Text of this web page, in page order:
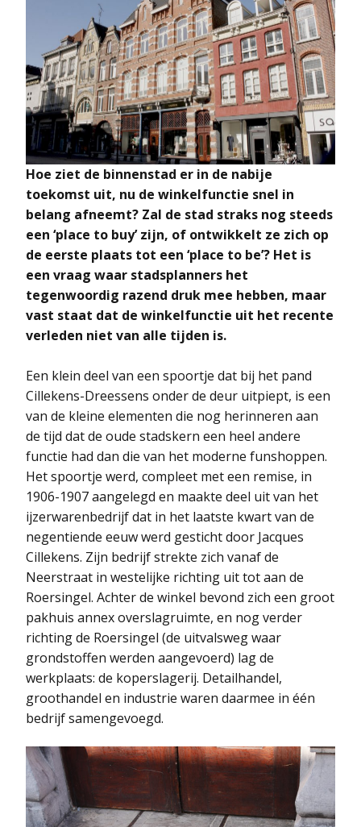
Hoe ziet de binnenstad er in de nabije
toekomst uit, nu de winkelfunctie snel in
belang afneemt? Zal de stad straks nog steeds
een ‘place to buy’ zijn, of ontwikkelt ze zich op
de eerste plaats tot een ‘place to be’? Het is
een vraag waar stadsplanners het
tegenwoordig razend druk mee hebben, maar
vast staat dat de winkelfunctie uit het recente
verleden niet van alle tijden is.
Een klein deel van een spoortje dat bij het pand
Cillekens-Dreessens onder de deur uitpiept, is een
van de kleine elementen die nog herinneren aan
de tijd dat de oude stadskern een heel andere
functie had dan die van het moderne funshoppen.
Het spoortje werd, compleet met een remise, in
1906-1907 aangelegd en maakte deel uit van het
ijzerwarenbedrijf dat in het laatste kwart van de
negentiende eeuw werd gesticht door Jacques
Cillekens. Zijn bedrijf strekte zich vanaf de
Neerstraat in westelijke richting uit tot aan de
Roersingel. Achter de winkel bevond zich een groot
pakhuis annex overslagruimte, en nog verder
richting de Roersingel (de uitvalsweg waar
grondstoffen werden aangevoerd) lag de
werkplaats: de koperslagerij. Detailhandel,
groothandel en industrie waren daarmee in één
bedrijf samengevoegd.